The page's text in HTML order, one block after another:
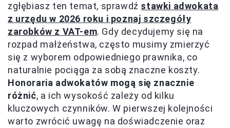
zgłębiasz ten temat, sprawdź stawki adwokata
z urzędu w 2026 roku i poznaj szczegóły
zarobków z VAT-em. Gdy decydujemy się na
rozpad małżeństwa, często musimy zmierzyć
się z wyborem odpowiedniego prawnika, co
naturalnie pociąga za sobą znaczne koszty.
Honoraria adwokatów mogą się znacznie
różnić, a ich wysokość zależy od kilku
kluczowych czynników. W pierwszej kolejności
warto zwrócić uwagę na doświadczenie oraz